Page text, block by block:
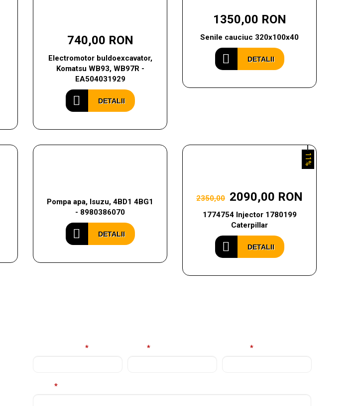
740,00 RON
Electromotor buldoexcavator,
Komatsu WB93, WB97R -
EA504031929
DETALII
1350,00 RON
Senile cauciuc 320x100x40
DETALII
Pompa apa, Isuzu, 4BD1 4BG1
- 8980386070
DETALII
2350,00 2090,00 RON
1774754 Injector 1780199
Caterpillar
DETALII
11%
* * *
*